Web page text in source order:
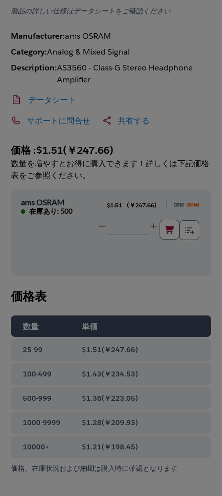
製品の詳しい仕様はデータシートをご確認ください
Manufacturer:ams OSRAM
Category:Analog & Mixed Signal
Description:AS3560 - Class-G Stereo Headphone
Amplifier
データシート
サポートに問合せ 共有する
価格 :$1.51(￥247.66)
数量を増やすとお得に購入できます！詳しくは下記価格
表をご参照ください。
ams OSRAM
在庫あり: 500
$1.51 ( ￥247.66)
価格表
数量 単価
25-99 $1.51(￥247.66)
100-499 $1.43(￥234.53)
500-999 $1.36(￥223.05)
1000-9999 $1.28(￥209.93)
10000+ $1.21(￥198.45)
価格、在庫状況および納期は購入時に確認となります